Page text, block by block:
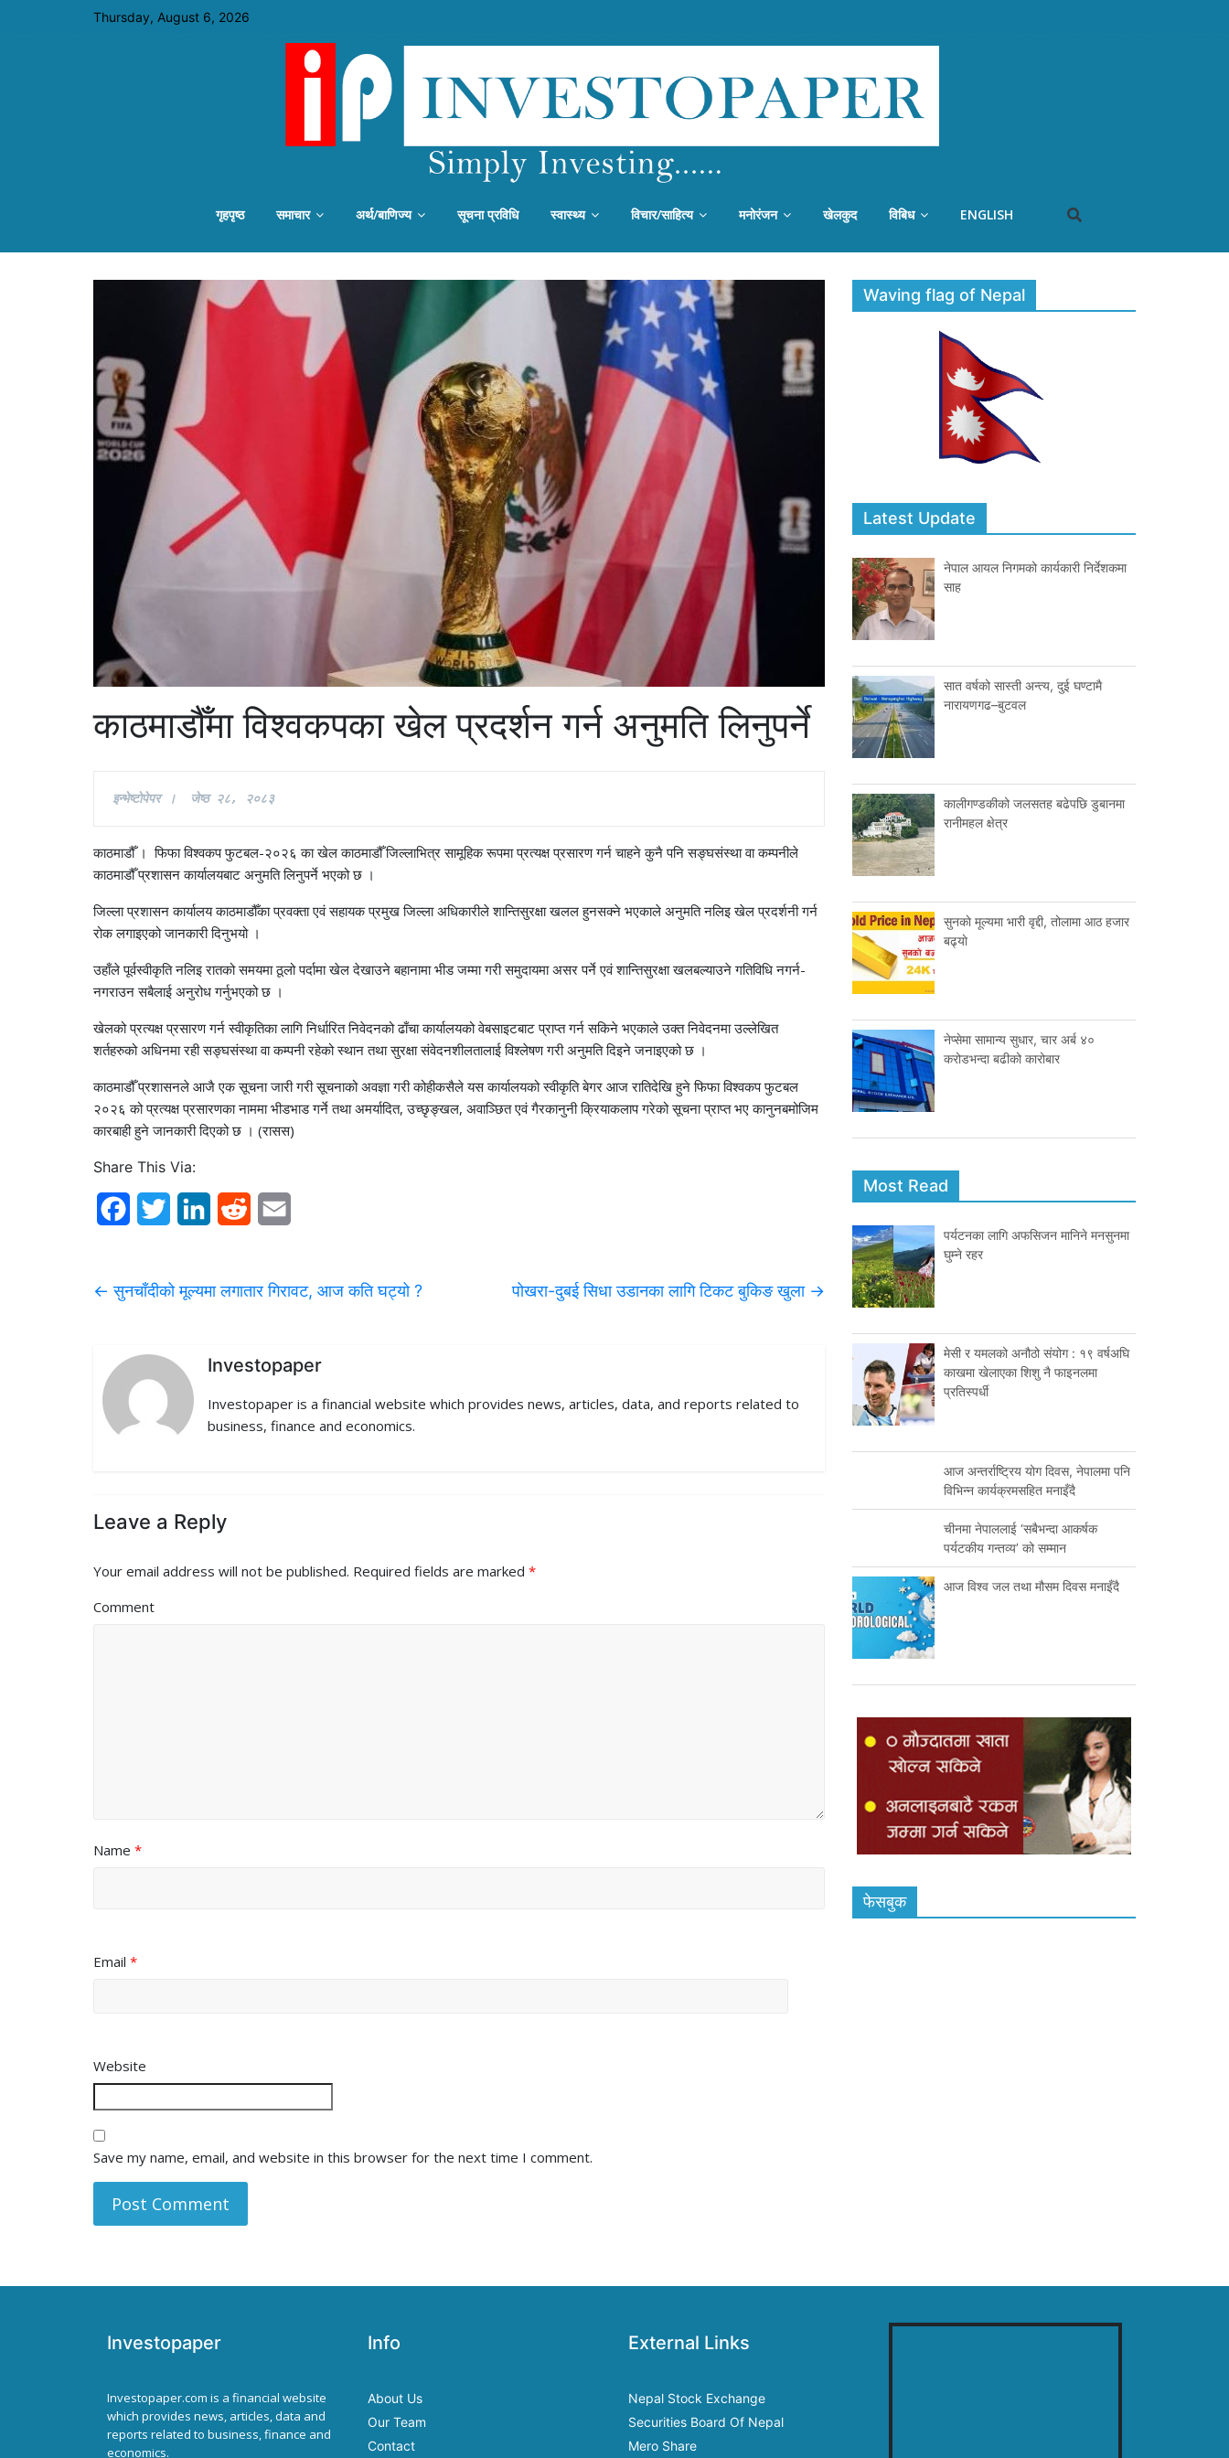
Thursday, August 6, 2026
गृहपृष्ठ समाचार अर्थ/बाणिज्य सूचना प्रविधि स्वास्थ्य विचार/साहित्य मनोरंजन खेलकुद विबिध ENGLISH
काठमाडौँमा विश्वकपका खेल प्रदर्शन गर्न अनुमति लिनुपर्ने
इन्भेष्टाेपेपर ।  जेष्ठ २८, २०८३
काठमाडौँ । फिफा विश्वकप फुटबल-२०२६ का खेल काठमाडौँ जिल्लाभित्र सामूहिक रूपमा प्रत्यक्ष प्रसारण गर्न चाहने कुनै पनि सङ्घसंस्था वा कम्पनीले
काठमाडौँ प्रशासन कार्यालयबाट अनुमति लिनुपर्ने भएको छ ।
जिल्ला प्रशासन कार्यालय काठमाडौँका प्रवक्ता एवं सहायक प्रमुख जिल्ला अधिकारीले शान्तिसुरक्षा खलल हुनसक्ने भएकाले अनुमति नलिइ खेल प्रदर्शनी गर्न
रोक लगाइएको जानकारी दिनुभयो ।
उहाँले पूर्वस्वीकृति नलिइ रातको समयमा ठूलो पर्दामा खेल देखाउने बहानामा भीड जम्मा गरी समुदायमा असर पर्ने एवं शान्तिसुरक्षा खलबल्याउने गतिविधि नगर्न-
नगराउन सबैलाई अनुरोध गर्नुभएको छ ।
खेलको प्रत्यक्ष प्रसारण गर्न स्वीकृतिका लागि निर्धारित निवेदनको ढाँचा कार्यालयको वेबसाइटबाट प्राप्त गर्न सकिने भएकाले उक्त निवेदनमा उल्लेखित
शर्तहरुको अधिनमा रही सङ्घसंस्था वा कम्पनी रहेको स्थान तथा सुरक्षा संवेदनशीलतालाई विश्लेषण गरी अनुमति दिइने जनाइएको छ ।
काठमाडौँ प्रशासनले आजै एक सूचना जारी गरी सूचनाको अवज्ञा गरी कोहीकसैले यस कार्यालयको स्वीकृति बेगर आज रातिदेखि हुने फिफा विश्वकप फुटबल
२०२६ को प्रत्यक्ष प्रसारणका नाममा भीडभाड गर्ने तथा अमर्यादित, उच्छृङ्खल, अवाञ्छित एवं गैरकानुनी क्रियाकलाप गरेको सूचना प्राप्त भए कानुनबमोजिम
कारबाही हुने जानकारी दिएको छ । (रासस)
Share This Via:
o
d
I
t
← सुनचाँदीको मूल्यमा लगातार गिरावट, आज कति घट्यो ? पोखरा-दुबई सिधा उडानका लागि टिकट बुकिङ खुला →
Investopaper
Investopaper is a financial website which provides news, articles, data, and reports related to
business, finance and economics.
Leave a Reply
Your email address will not be published. Required fields are marked *
Comment
Name *
Email *
Website
Save my name, email, and website in this browser for the next time I comment.
Waving flag of Nepal
Latest Update
नेपाल आयल निगमको कार्यकारी निर्देशकमा
साह
सात वर्षको सास्ती अन्त्य, दुई घण्टामै
नारायणगढ–बुटवल
कालीगण्डकीको जलसतह बढेपछि डुबानमा
रानीमहल क्षेत्र
सुनकाे मूल्यमा भारी वृद्दी, तोलामा आठ हजार
बढ्याे
नेप्सेमा सामान्य सुधार, चार अर्ब ४०
करोडभन्दा बढीको कारोबार
Most Read
पर्यटनका लागि अफसिजन मानिने मनसुनमा
घुम्ने रहर
मेसी र यमलको अनौठो संयोग : १९ वर्षअघि
काखमा खेलाएका शिशु नै फाइनलमा
प्रतिस्पर्धी
आज अन्तर्राष्ट्रिय योग दिवस, नेपालमा पनि
विभिन्न कार्यक्रमसहित मनाइँदै
चीनमा नेपाललाई ‘सबैभन्दा आकर्षक
पर्यटकीय गन्तव्य’ को सम्मान
आज विश्व जल तथा मौसम दिवस मनाइँदै
फेसबुक
Investopaper
Investopaper.com is a financial website
which provides news, articles, data and
reports related to business, finance and
economics.
Info
About Us
Our Team
Contact
External Links
Nepal Stock Exchange
Securities Board Of Nepal
Mero Share